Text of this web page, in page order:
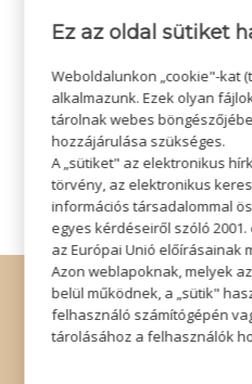
© Copyright - Szabó Imre Hair &
Impresszum| Adatkezelési
Ez az oldal sütiket
Weboldalunkon „cookie"-kat
alkalmazunk. Ezek olyan
tárolnak webes
hozzájárulása szükséges.
A „sütiket" az elektronikus
törvény, az elektronikus
információs társadalommal
egyes kérdéseiről szóló 2001.
az Európai Unió előírásainak
Azon weblapoknak, melyek
belül működnek, a „sütik"
felhasználó számítógépén
tárolásához a felhasználók